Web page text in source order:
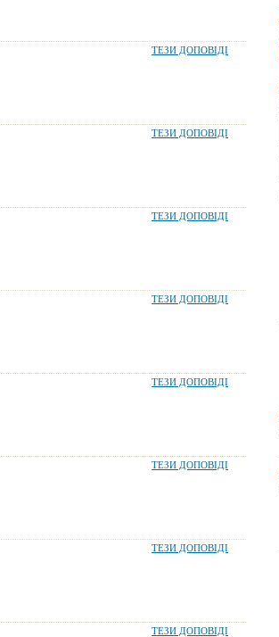
ТЕЗИ ДОПОВІДІ
ТЕЗИ ДОПОВІДІ
ТЕЗИ ДОПОВІДІ
ТЕЗИ ДОПОВІДІ
ТЕЗИ ДОПОВІДІ
ТЕЗИ ДОПОВІДІ
ТЕЗИ ДОПОВІДІ
ТЕЗИ ДОПОВІДІ